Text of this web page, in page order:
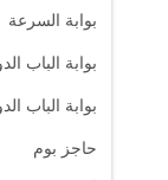
بوابة السرعة
بوابة الباب
بوابة الباب
حاجز بوم